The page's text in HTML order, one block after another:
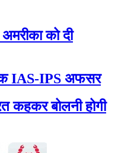
को दी
IAS-IPS अफसर
कहकर बोलनी होगी